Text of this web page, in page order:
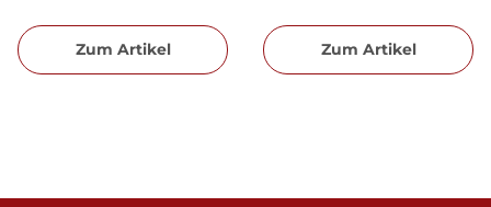
Zum Artikel Zum Artikel